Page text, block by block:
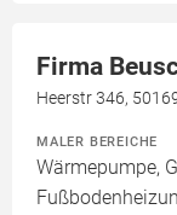
Firma
Heerstr 346,
MALER BEREICHE
Wärmepumpe,